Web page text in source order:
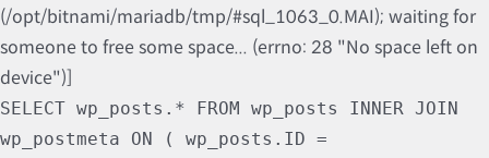
(/opt/bitnami/mariadb/tmp/#sql_1063_0.MAI); waiting for
someone to free some space... (errno: 28 "No space left on
device")]
SELECT wp_posts.* FROM wp_posts INNER JOIN
wp_postmeta ON ( wp_posts.ID =